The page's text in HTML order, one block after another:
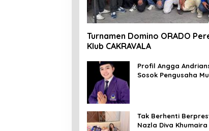
Turnamen Domino ORADO
Klub CAKRAVALA
Profil Angga
Sosok Pengusaha
Tak Berhenti
Nazla Diva Khumaira